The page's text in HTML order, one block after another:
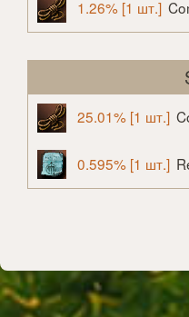
1.26% [1 шт.]
25.01% [1 шт.]
0.595% [1 шт.]